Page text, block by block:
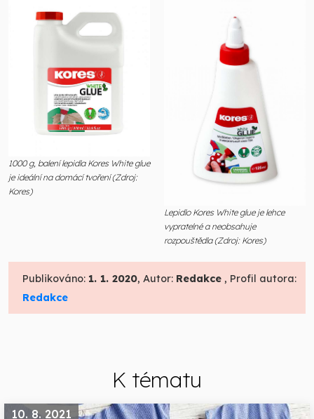
1000 g, balení lepidla Kores White glue
je ideální na domácí tvoření (Zdroj:
Kores)
Lepidlo Kores White glue je lehce
vypratelné a neobsahuje
rozpouštědla (Zdroj: Kores)
Publikováno: 1. 1. 2020, Autor: Redakce , Profil autora:
Redakce
K tématu
10. 8. 2021